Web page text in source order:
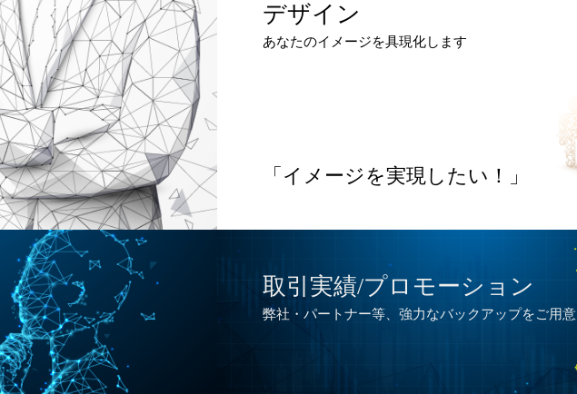
デザイン
あなたのイメージを具現化します
「イメージを実現したい！」
取引実績/プロモーション
弊社・パートナー等、強力なバックアップをご用意